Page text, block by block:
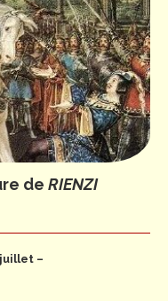
de RIENZI
–